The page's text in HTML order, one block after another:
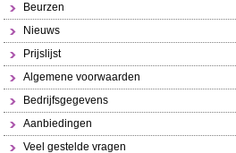
Beurzen
Nieuws
Prijslijst
Algemene voorwaarden
Bedrijfsgegevens
Aanbiedingen
Veel gestelde vragen